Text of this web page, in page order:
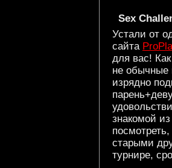
Sex
Устали от
сайта
для вас!
не обычные
изрядно
знакомой
старыми
турнире,